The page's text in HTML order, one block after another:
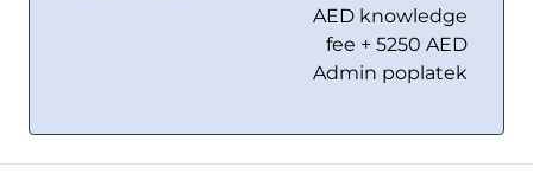
AED knowledge
fee + 5250 AED
Admin poplatek